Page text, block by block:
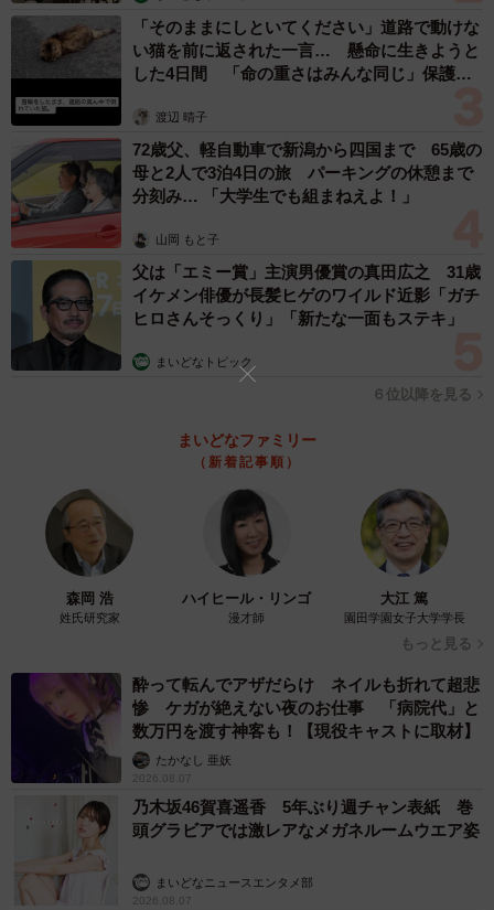
実は、僕が洗濯バサミを撮る場所としてこだわっているの
は”自宅の庭で撮る”ということ。クリームソーダを撮った場
所もそうなのですが、あの崖に見えていたのは、実はおじ
いちゃんが大事にしていた柿の木の切り株。今回の青い彼
岸花を撮った場所は、僕が幼稚園卒業の記念に植えたさく
らんぼの木のそばで、前回の紫陽花を撮った場所と同じで
す。もちろん、お散歩にいった先で写真を撮ったりもしま
すが、自宅の庭に魅力的な被写体や興味のある場所があり
過ぎて、なかなか、外の遠い場所に写真を撮りにいくこと
ができないといった感じです。
――作品は、どのように思いつくことが多いのでしょう
が、なるべく季節感に合ったものを制作するようにしてお
ります。また、フォロワー様からこたえられそうなリクエ
ストをいただいた時は、お約束はしないですが、頭の隅に
そっと記憶しておきます。すると、ふとした時に自分も作
りたいと思うようになってくるのか、「〜〜さんが見たい
うように、作品イメージが頭の中に浮かぶ事も多いです。
――「青い彼岸花」の他にも、岡本さんお気に入りの作品
はございますか？
常にお気に入りのものを発表しているので、どれというの
は難しいのですが、これからの季節をふまえると、夕焼け
と洗濯バサミハンガーを組み合わせた「夕焼けシャンデリ
「そのままにしといてください」道路で動けな
い猫を前に返された一言… 懸命に生きようと
した4日間 「命の重さはみんな同じ」保護団
渡辺 晴子
72歳父、軽自動車で新潟から四国まで 65歳の
母と2人で3泊4日の旅 パーキングの休憩まで
分刻み… 「大学生でも組まねえよ！」
山岡 もと子
父は「エミー賞」主演男優賞の真田広之 31歳
イケメン俳優が長髪ヒゲのワイルド近影「ガチ
ヒロさんそっくり」「新たな一面もステキ」
まいどなトピック
６位以降を見る
まいどなファミリー
（新着記事順）
森岡 浩
姓氏研究家
ハイヒール・リンゴ
漫才師
大江 篤
園田学園女子大学学長
もっと見る
酔って転んでアザだらけ ネイルも折れて超悲
惨 ケガが絶えない夜のお仕事 「病院代」と
数万円を渡す神客も！【現役キャストに取材】
たかなし 亜妖
2026.08.07
乃木坂46賀喜遥香 5年ぶり週チャン表紙 巻
頭グラビアでは激レアなメガネルームウエア姿
まいどなニュースエンタメ部
2026.08.07